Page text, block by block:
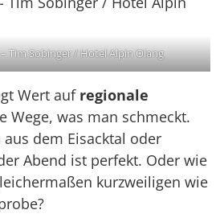
Tim Sobinger / Hotel Alpin Olang
Wert auf regionale
Wege, was man schmeckt.
aus dem Eisacktal oder
Abend ist perfekt. Oder wie
kurzweiligen wie